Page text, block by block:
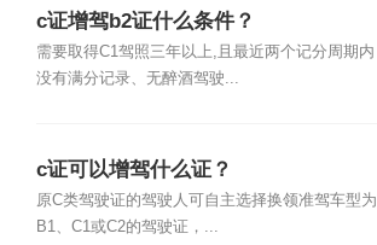
c证增驾b2证什么条件？
需要取得C1驾照三年以上,且最近两个记分周期内
没有满分记录、无醉酒驾驶...
c证可以增驾什么证？
原C类驾驶证的驾驶人可自主选择换领准驾车型为
B1、C1或C2的驾驶证，...